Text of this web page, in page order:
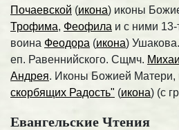
Почаевской (икона) иконы
Трофима, Феофила и с ними
воина Феодора (икона)
еп. Равеннийского. Сщмч.
Андрея. Иконы Божией Матери,
скорбящих Радость" (икона) (с
Евангельские Чтения